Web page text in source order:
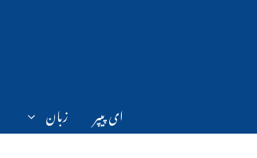
ای پیپر زبان